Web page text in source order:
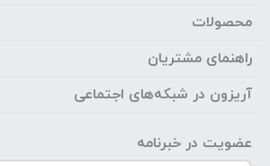
محصولات
راهنمای مشتریان
آریزون در شبکه‌های اجتماعی
عضویت در خبرنامه